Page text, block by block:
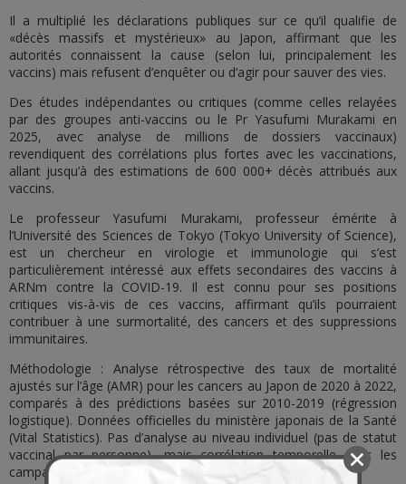
Il a multiplié les déclarations publiques sur ce qu’il qualifie de
«décès massifs et mystérieux» au Japon, affirmant que les
autorités connaissent la cause (selon lui, principalement les
vaccins) mais refusent d’enquêter ou d’agir pour sauver des vies.
Des études indépendantes ou critiques (comme celles relayées
par des groupes anti-vaccins ou le Pr Yasufumi Murakami en
2025, avec analyse de millions de dossiers vaccinaux)
revendiquent des corrélations plus fortes avec les vaccinations,
allant jusqu’à des estimations de 600 000+ décès attribués aux
vaccins.
Le professeur Yasufumi Murakami, professeur émérite à
l’Université des Sciences de Tokyo (Tokyo University of Science),
est un chercheur en virologie et immunologie qui s’est
particulièrement intéressé aux effets secondaires des vaccins à
ARNm contre la COVID-19. Il est connu pour ses positions
critiques vis-à-vis de ces vaccins, affirmant qu’ils pourraient
contribuer à une surmortalité, des cancers et des suppressions
immunitaires.
Méthodologie : Analyse rétrospective des taux de mortalité
ajustés sur l’âge (AMR) pour les cancers au Japon de 2020 à 2022,
comparés à des prédictions basées sur 2010-2019 (régression
logistique). Données officielles du ministère japonais de la Santé
(Vital Statistics). Pas d’analyse au niveau individuel (pas de statut
vaccinal par personne), mais corrélation temporelle avec les
campagnes de vaccination.